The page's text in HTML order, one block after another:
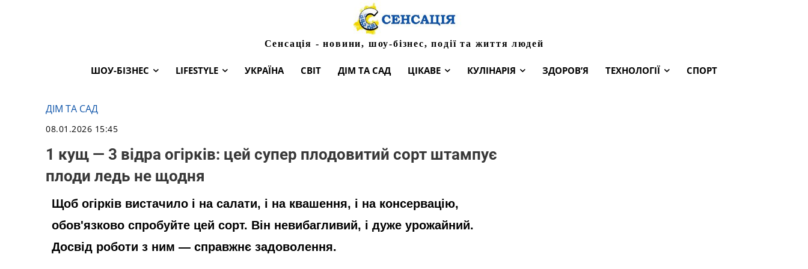
Сенсація - новини, шоу-бізнес, події та життя людей
ШОУ-БІЗНЕС LIFESTYLE УКРАЇНА СВІТ ДІМ ТА САД ЦІКАВЕ КУЛІНАРІЯ ЗДОРОВ’Я ТЕХНОЛОГІЇ СПОРТ
ДІМ ТА САД
08.01.2026 15:45
1 кущ — 3 відра огірків: цей супер плодовитий сорт штампує
плоди ледь не щодня
Щоб огірків вистачило і на салати, і на квашення, і на консервацію,
обов'язково спробуйте цей сорт. Він невибагливий, і дуже урожайний.
Досвід роботи з ним — справжнє задоволення.